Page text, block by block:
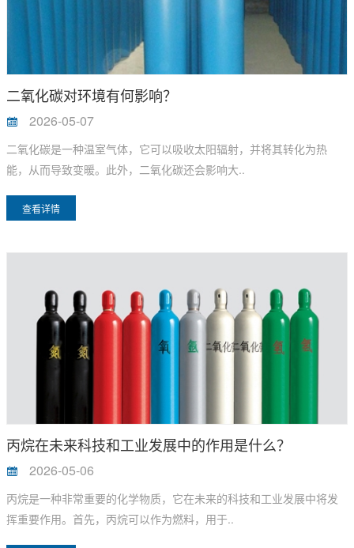
二氧化碳对环境有何影响？
2026-05-07
二氧化碳是一种温室气体，它可以吸收太阳辐射，并将其转化为热
能，从而导致变暖。此外，二氧化碳还会影响大..
查看详情
丙烷在未来科技和工业发展中的作用是什么？
2026-05-06
丙烷是一种非常重要的化学物质，它在未来的科技和工业发展中将发
挥重要作用。首先，丙烷可以作为燃料，用于..